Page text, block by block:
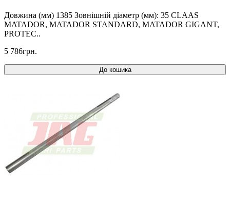
Довжина (мм) 1385 Зовнішній діаметр (мм): 35 CLAAS
MATADOR, MATADOR STANDARD, MATADOR GIGANT,
PROTEC..
5 786грн.
До кошика